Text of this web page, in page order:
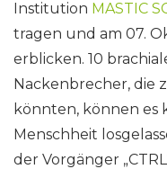
Institution MASTIC
tragen und am 07.
erblicken. 10
Nackenbrecher, die
könnten, können es
Menschheit
der Vorgänger